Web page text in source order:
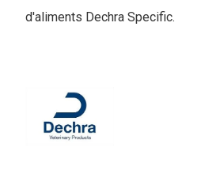
d'aliments Dechra Specific.